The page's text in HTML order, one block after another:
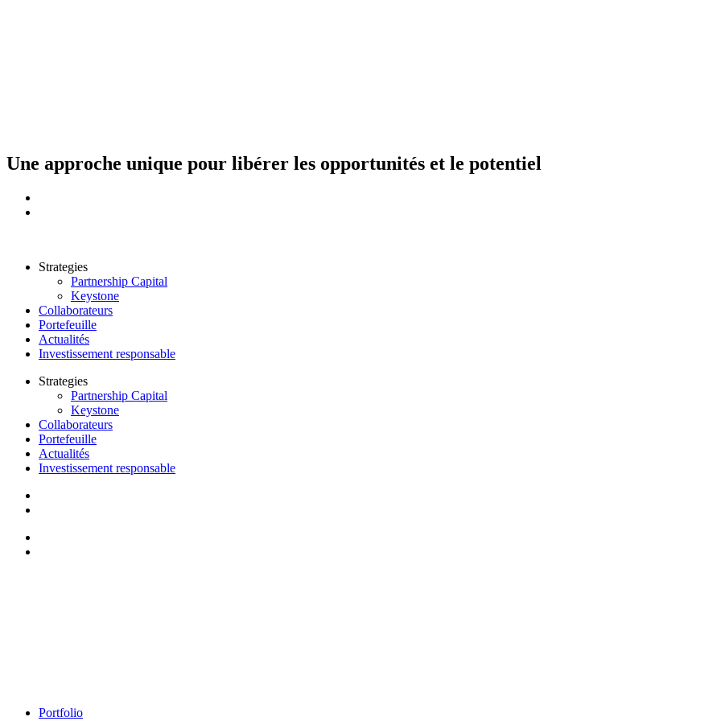
Une approche unique pour libérer les opportunités et le potentiel
Strategies
Partnership Capital
Keystone
Collaborateurs
Portefeuille
Actualités
Investissement responsable
Strategies
Partnership Capital
Keystone
Collaborateurs
Portefeuille
Actualités
Investissement responsable
Portfolio